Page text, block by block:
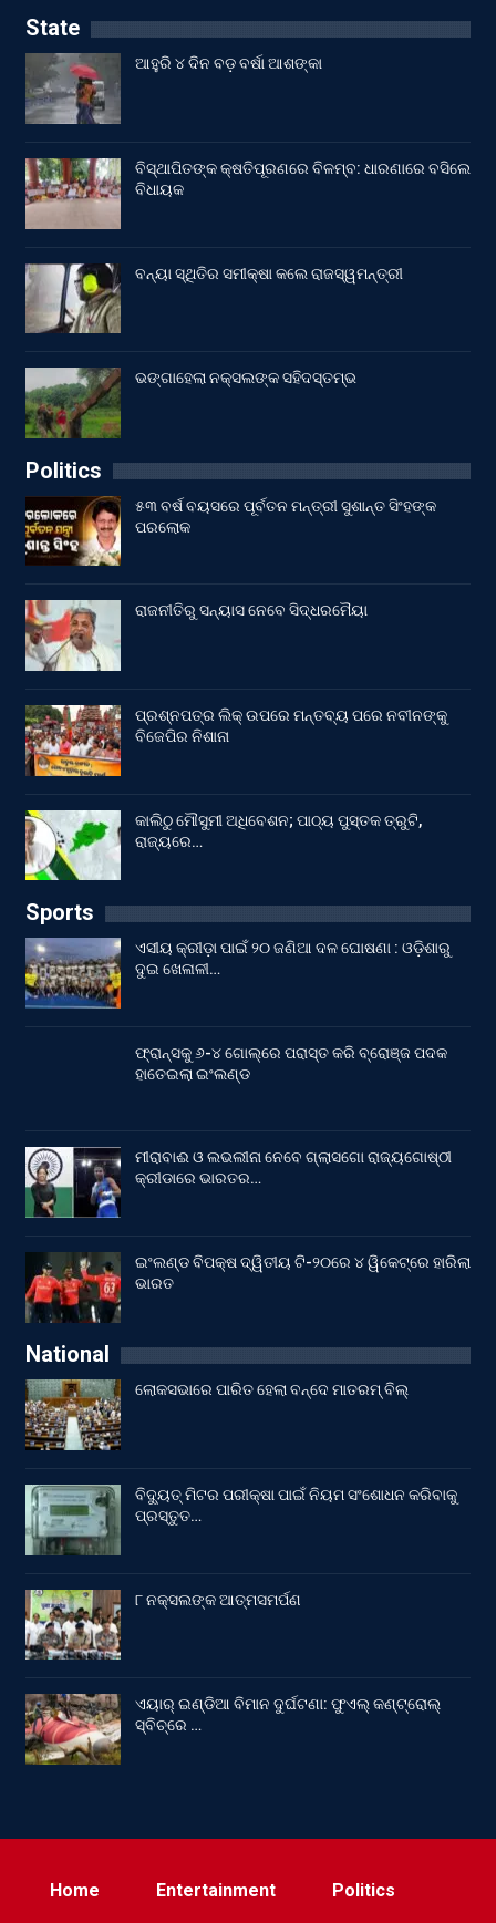
State
ଆହୁରି ୪ ଦିନ ବଡ଼ ବର୍ଷା ଆଶଙ୍କା
ବିସ୍ଥାପିତଙ୍କ କ୍ଷତିପୂରଣରେ ବିଳମ୍ବ: ଧାରଣାରେ ବସିଲେ
ବିଧାୟକ
ବନ୍ୟା ସ୍ଥିତିର ସମୀକ୍ଷା କଲେ ରାଜସ୍ୱମନ୍ତ୍ରୀ
ଭଙ୍ଗାହେଲା ନକ୍ସଲଙ୍କ ସହିଦସ୍ତମ୍ଭ
Politics
୫୩ ବର୍ଷ ବୟସରେ ପୂର୍ବତନ ମନ୍ତ୍ରୀ ସୁଶାନ୍ତ ସିଂହଙ୍କ
ପରଲୋକ
ରାଜନୀତିରୁ ସନ୍ୟାସ ନେବେ ସିଦ୍ଧରମୈୟା
ପ୍ରଶ୍ନପତ୍ର ଲିକ୍ ଉପରେ ମନ୍ତବ୍ୟ ପରେ ନବୀନଙ୍କୁ
ବିଜେପିର ନିଶାନା
କାଲିଠୁ ମୌସୁମୀ ଅଧିବେଶନ; ପାଠ୍ୟ ପୁସ୍ତକ ତ୍ରୁଟି,
ରାଜ୍ୟରେ…
Sports
ଏସୀୟ କ୍ରୀଡ଼ା ପାଇଁ ୨୦ ଜଣିଆ ଦଳ ଘୋଷଣା : ଓଡ଼ିଶାରୁ
ଦୁଇ ଖେଳାଳୀ…
ଫ୍ରାନ୍ସକୁ ୬-୪ ଗୋଲ୍‌ରେ ପରାସ୍ତ କରି ବ୍ରୋଞ୍ଜ ପଦକ
ହାତେଇଲା ଇଂଲଣ୍ଡ
ମୀରାବାଈ ଓ ଲଭଲୀନା ନେବେ ଗ୍ଲାସଗୋ ରାଜ୍ୟଗୋଷ୍ଠୀ
କ୍ରୀଡାରେ ଭାରତର…
ଇଂଲଣ୍ଡ ବିପକ୍ଷ ଦ୍ୱିତୀୟ ଟି-୨୦ରେ ୪ ୱିକେଟ୍‌ରେ ହାରିଲା
ଭାରତ
National
ଲୋକସଭାରେ ପାରିତ ହେଲା ବନ୍ଦେ ମାତରମ୍‌ ବିଲ୍‌
ବିଦ୍ୟୁତ୍ ମିଟର ପରୀକ୍ଷା ପାଇଁ ନିୟମ ସଂଶୋଧନ କରିବାକୁ
ପ୍ରସ୍ତୁତ…
୮ ନକ୍ସଲଙ୍କ ଆତ୍ମସମର୍ପଣ
ଏୟାର୍ ଇଣ୍ଡିଆ ବିମାନ ଦୁର୍ଘଟଣା: ଫୁଏଲ୍‌ କଣ୍ଟ୍ରୋଲ୍‌
ସ୍ବିଚ୍‌ରେ …
Home Entertainment Politics